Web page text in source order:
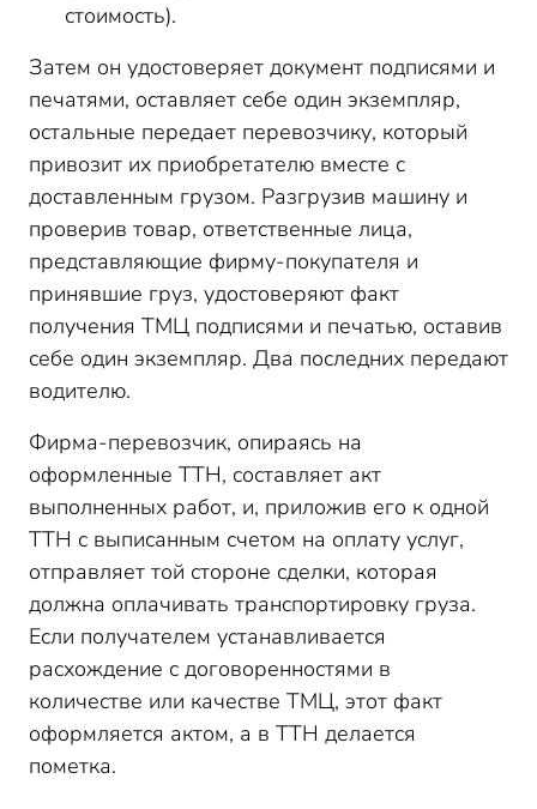
стоимость).
Затем он удостоверяет документ подписями и
печатями, оставляет себе один экземпляр,
остальные передает перевозчику, который
привозит их приобретателю вместе с
доставленным грузом. Разгрузив машину и
проверив товар, ответственные лица,
представляющие фирму-покупателя и
принявшие груз, удостоверяют факт
получения ТМЦ подписями и печатью, оставив
себе один экземпляр. Два последних передают
водителю.
Фирма-перевозчик, опираясь на
оформленные ТТН, составляет акт
выполненных работ, и, приложив его к одной
ТТН с выписанным счетом на оплату услуг,
отправляет той стороне сделки, которая
должна оплачивать транспортировку груза.
Если получателем устанавливается
расхождение с договоренностями в
количестве или качестве ТМЦ, этот факт
оформляется актом, а в ТТН делается
пометка.